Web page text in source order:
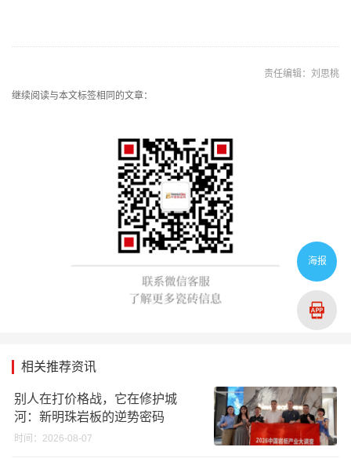
责任编辑：刘思桃
继续阅读与本文标签相同的文章：
相关推荐资讯
别人在打价格战，它在修护城
河：新明珠岩板的逆势密码
时间：2026-08-07
海报